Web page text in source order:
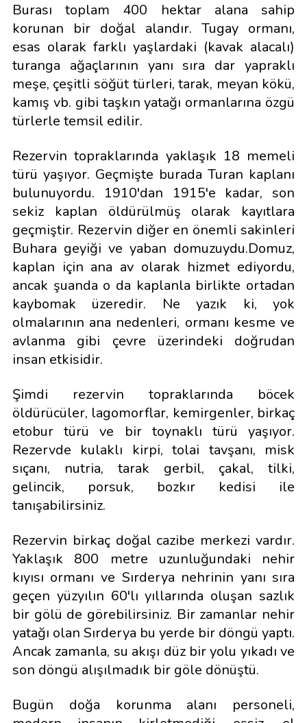
Burası toplam 400 hektar alana sahip
korunan bir doğal alandır. Tugay ormanı,
esas olarak farklı yaşlardaki (kavak alacalı)
turanga ağaçlarının yanı sıra dar yapraklı
meşe, çeşitli söğüt türleri, tarak, meyan kökü,
kamış vb. gibi taşkın yatağı ormanlarına özgü
türlerle temsil edilir.
Rezervin topraklarında yaklaşık 18 memeli
türü yaşıyor. Geçmişte burada Turan kaplanı
bulunuyordu. 1910'dan 1915'e kadar, son
sekiz kaplan öldürülmüş olarak kayıtlara
geçmiştir. Rezervin diğer en önemli sakinleri
Buhara geyiği ve yaban domuzuydu.Domuz,
kaplan için ana av olarak hizmet ediyordu,
ancak şuanda o da kaplanla birlikte ortadan
kaybomak üzeredir. Ne yazık ki, yok
olmalarının ana nedenleri, ormanı kesme ve
avlanma gibi çevre üzerindeki doğrudan
insan etkisidir.
Şimdi rezervin topraklarında böcek
öldürücüler, lagomorflar, kemirgenler, birkaç
etobur türü ve bir toynaklı türü yaşıyor.
Rezervde kulaklı kirpi, tolai tavşanı, misk
sıçanı, nutria, tarak gerbil, çakal, tilki,
gelincik, porsuk, bozkır kedisi ile
tanışabilirsiniz.
Rezervin birkaç doğal cazibe merkezi vardır.
Yaklaşık 800 metre uzunluğundaki nehir
kıyısı ormanı ve Sırderya nehrinin yanı sıra
geçen yüzyılın 60'lı yıllarında oluşan sazlık
bir gölü de görebilirsiniz. Bir zamanlar nehir
yatağı olan Sırderya bu yerde bir döngü yaptı.
Ancak zamanla, su akışı düz bir yolu yıkadı ve
son döngü alışılmadık bir göle dönüştü.
Bugün doğa korunma alanı personeli,